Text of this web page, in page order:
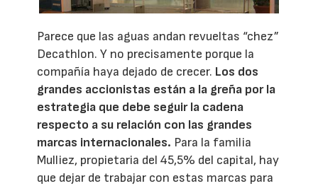
Parece que las aguas andan revueltas “chez”
Decathlon. Y no precisamente porque la
compañía haya dejado de crecer. Los dos
grandes accionistas están a la greña por la
estrategia que debe seguir la cadena
respecto a su relación con las grandes
marcas internacionales. Para la familia
Mulliez, propietaria del 45,5% del capital, hay
que dejar de trabajar con estas marcas para